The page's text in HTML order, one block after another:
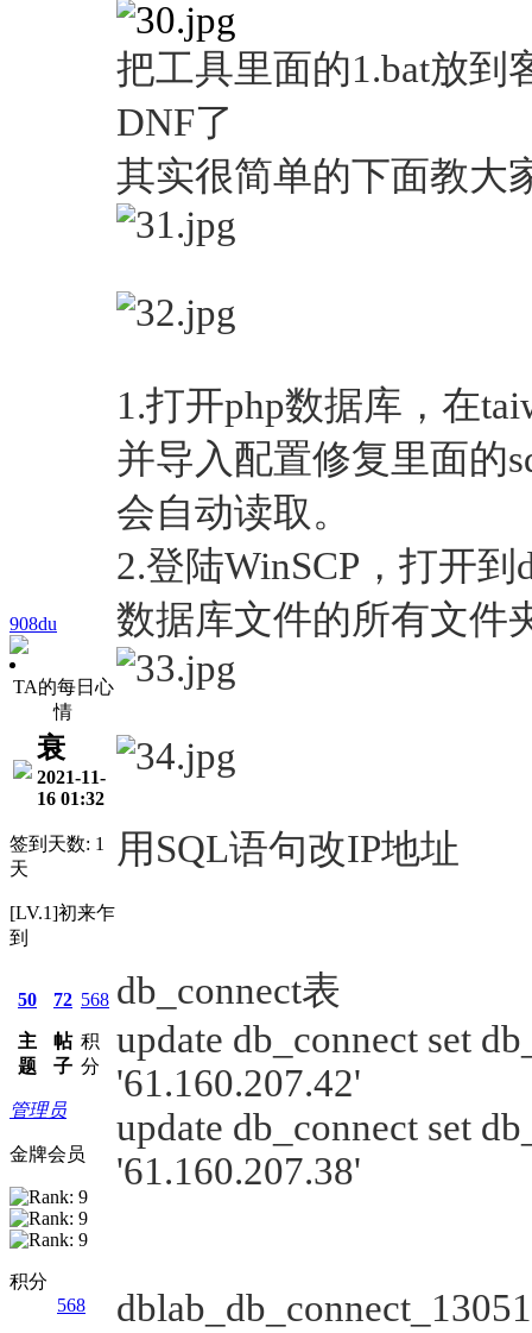
908du
TA的每日心
情
衰
2021-11-
16 01:32
签到天数: 1
天
[LV.1]初来乍
到
50
主
题
72
帖
子
568
积
分
管理员
金牌会员
积分
568
把工具里面的1.bat放到
DNF了
其实很简单的下面教大
1.打开php数据库，在
并导入配置修复里面的
会自动读取。
2.登陆WinSCP，打开
数据库文件的所有文件
用SQL语句改IP地址
db_connect表
update db_connect set
'61.160.207.42'
update db_connect set
'61.160.207.38'